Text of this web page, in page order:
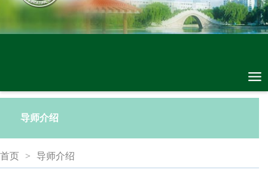
导师介绍
首页 > 导师介绍